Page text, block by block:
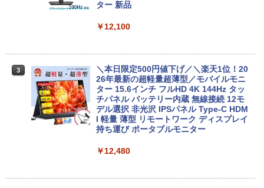
￥12,199
8GB/16GB/SSD:256GB/512GB/1TB/15.
6型 液晶/Wi-fi/DVD/USB 3.0/Office/中古
パソコン/中古ノートパソコン/中古ノート
PC/Windows11
￥24,999
ター 新品
￥12,100
3
＼本日限定500円値下げ／＼楽天1位！20
26年最新の超軽量超薄型／モバイルモニ
ター 15.6インチ フルHD 4K 144Hz タッ
チパネル バッテリー内蔵 無線接続 12モ
デル選択 非光沢 IPSパネル Type-C HDM
I 軽量 薄型 リモートワーク ディスプレイ
持ち運び ポータブルモニター
￥12,480